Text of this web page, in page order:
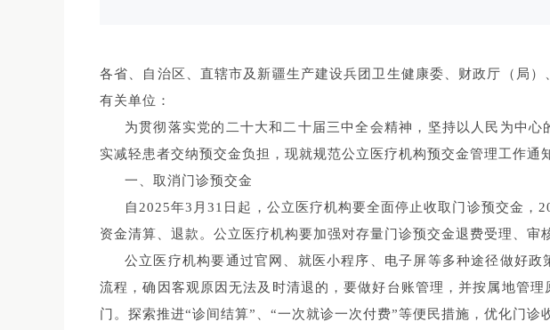
各省、自治区、直辖市及新疆生产建设兵团卫生健康委、财政厅（局
有关单位：
为贯彻落实党的二十大和二十届三中全会精神，坚持以人民为中
实减轻患者交纳预交金负担，现就规范公立医疗机构预交金管理工作通
一、取消门诊预交金
自2025年3月31日起，公立医疗机构要全面停止收取门诊预交金，
资金清算、退款。公立医疗机构要加强对存量门诊预交金退费受理、审
公立医疗机构要通过官网、就医小程序、电子屏等多种途径做好
流程，确因客观原因无法及时清退的，要做好台账管理，并按属地管
门。探索推进“诊间结算”、“一次就诊一次付费”等便民措施，优化门诊